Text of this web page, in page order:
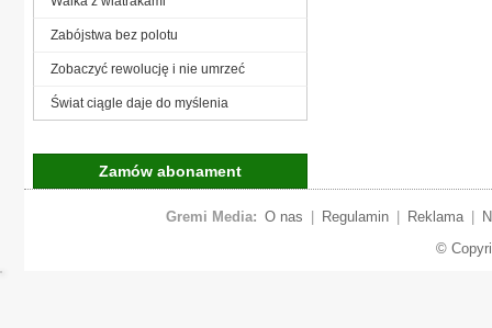
Zabójstwa bez polotu
Zobaczyć rewolucję i nie umrzeć
Świat ciągle daje do myślenia
Zamów abonament
Gremi Media: O nas Regulamin Reklama
©